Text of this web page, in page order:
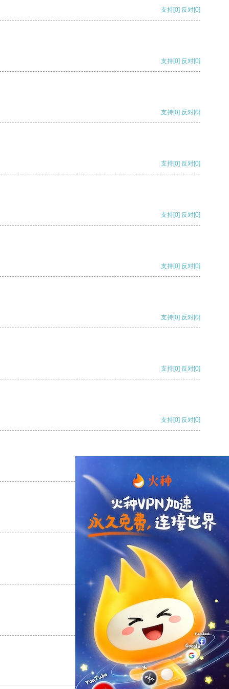
支持[0] 反对[0]
支持[0] 反对[0]
支持[0] 反对[0]
支持[0] 反对[0]
支持[0] 反对[0]
支持[0] 反对[0]
支持[0] 反对[0]
支持[0] 反对[0]
支持[0] 反对[0]
支持 [0] 反对[0]
支持[0] 反对
支持[0] 反对[0]